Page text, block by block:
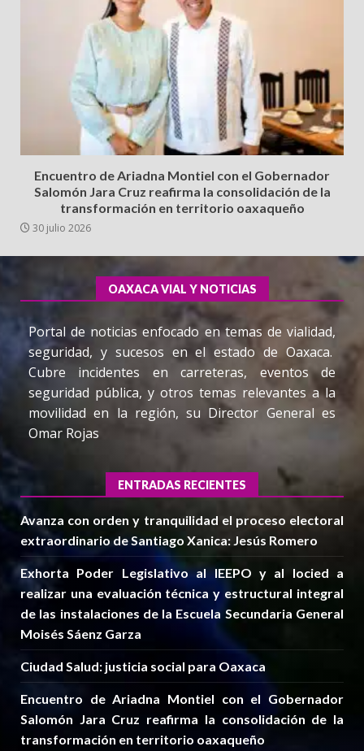
Encuentro de Ariadna Montiel con el Gobernador
Salomón Jara Cruz reafirma la consolidación de la
transformación en territorio oaxaqueño
30 julio 2026
OAXACA VIAL Y NOTICIAS
Portal de noticias enfocado en temas de vialidad,
seguridad, y sucesos en el estado de Oaxaca.
Cubre incidentes en carreteras, eventos de
seguridad pública, y otros temas relevantes a la
movilidad en la región, su Director General es
Omar Rojas
ENTRADAS RECIENTES
Avanza con orden y tranquilidad el proceso electoral
extraordinario de Santiago Xanica: Jesús Romero
Exhorta Poder Legislativo al IEEPO y al Iocied a
realizar una evaluación técnica y estructural integral
de las instalaciones de la Escuela Secundaria General
Moisés Sáenz Garza
Ciudad Salud: justicia social para Oaxaca
Encuentro de Ariadna Montiel con el Gobernador
Salomón Jara Cruz reafirma la consolidación de la
transformación en territorio oaxaqueño